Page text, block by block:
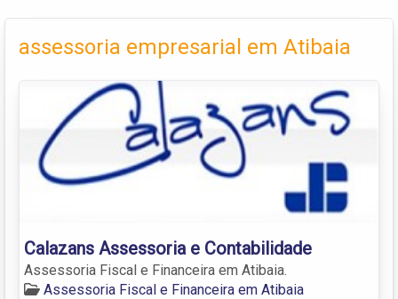
assessoria empresarial em Atibaia
Calazans Assessoria e Contabilidade
Assessoria Fiscal e Financeira em Atibaia.
Assessoria Fiscal e Financeira em Atibaia